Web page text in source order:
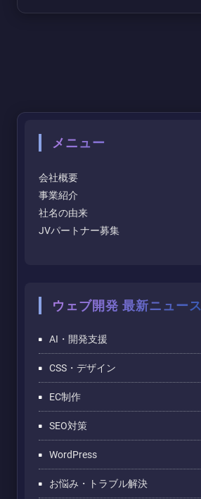
メニュー
会社概要
事業紹介
社名の由来
JVパートナー募集
ウェブ開発 最新ニュース
AI・開発支援
CSS・デザイン
EC制作
SEO対策
WordPress
お悩み・トラブル解決